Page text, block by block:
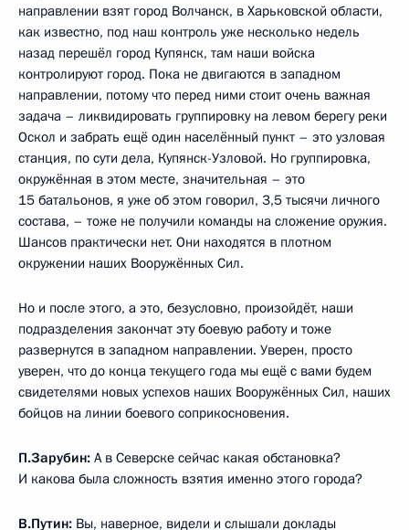
направлении взят город Волчанск, в Харьковской области,
как известно, под наш контроль уже несколько недель
назад перешёл город Купянск, там наши войска
контролируют город. Пока не двигаются в западном
направлении, потому что перед ними стоит очень важная
задача – ликвидировать группировку на левом берегу реки
Оскол и забрать ещё один населённый пункт – это узловая
станция, по сути дела, Купянск-Узловой. Но группировка,
окружённая в этом месте, значительная – это
15 батальонов, я уже об этом говорил, 3,5 тысячи личного
состава, – тоже не получили команды на сложение оружия.
Шансов практически нет. Они находятся в плотном
окружении наших Вооружённых Сил.
Но и после этого, а это, безусловно, произойдёт, наши
подразделения закончат эту боевую работу и тоже
развернутся в западном направлении. Уверен, просто
уверен, что до конца текущего года мы ещё с вами будем
свидетелями новых успехов наших Вооружённых Сил, наших
бойцов на линии боевого соприкосновения.
П.Зарубин: А в Северске сейчас какая обстановка?
И какова была сложность взятия именно этого города?
В.Путин: Вы, наверное, видели и слышали доклады